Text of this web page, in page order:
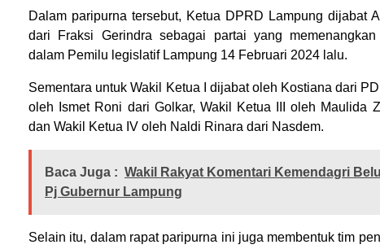
Dalam paripurna tersebut, Ketua DPRD Lampung dijabat
dari Fraksi Gerindra sebagai partai yang
dalam Pemilu legislatif Lampung 14 Februari 2024 lalu.
Sementara untuk Wakil Ketua I dijabat oleh Kostiana dari
oleh Ismet Roni dari Golkar, Wakil Ketua III oleh Maulida
dan Wakil Ketua IV oleh Naldi Rinara dari Nasdem.
Baca Juga : Wakil Rakyat Komentari Kemendagri
Pj Gubernur Lampung
Selain itu, dalam rapat paripurna ini juga membentuk tim